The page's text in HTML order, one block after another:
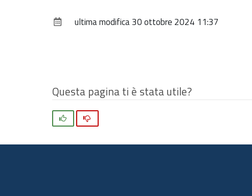
ultima modifica30 ottobre 2024 11:37
Questa pagina ti è stata utile?